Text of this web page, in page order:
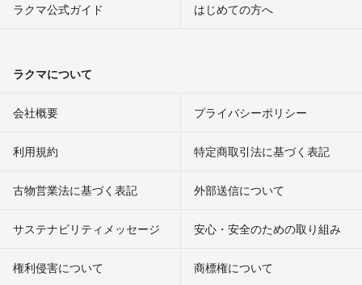
ラクマ公式ガイド はじめての方へ
ラクマについて
会社概要 プライバシーポリシー
利用規約 特定商取引法に基づく表記
古物営業法に基づく表記 外部送信について
サステナビリティメッセージ 安心・安全のための取り組み
権利侵害について
商標権について